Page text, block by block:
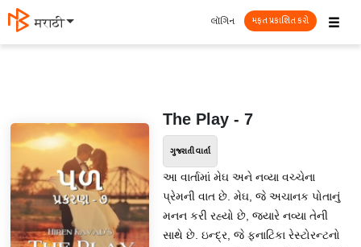
मराठी ☰
લૉગિન મફત પ્રકાશિત કરો
The Play - 7
ગુજરાતી વાર્તા
આ વાર્તામાં મેઘ અને નવ્યા વચ્ચેના
પ્રેમની વાત છે. મેઘ, જે અચાનક પોતાનું
મનન કરી રહ્યો છે, જ્યારે નવ્યા તેની
સાથે છે. ઇન્દ્ર, જે ફનાટિકા રેસ્ટોરન્ટનો